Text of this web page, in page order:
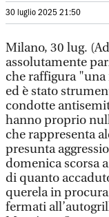
30 luglio 2025 21:50
Milano, 30 lug.
assolutamente
che raffigura
ed è stato
condotte
hanno proprio
che rappresenta
presunta
domenica scorsa
di quanto
querela in
fermati